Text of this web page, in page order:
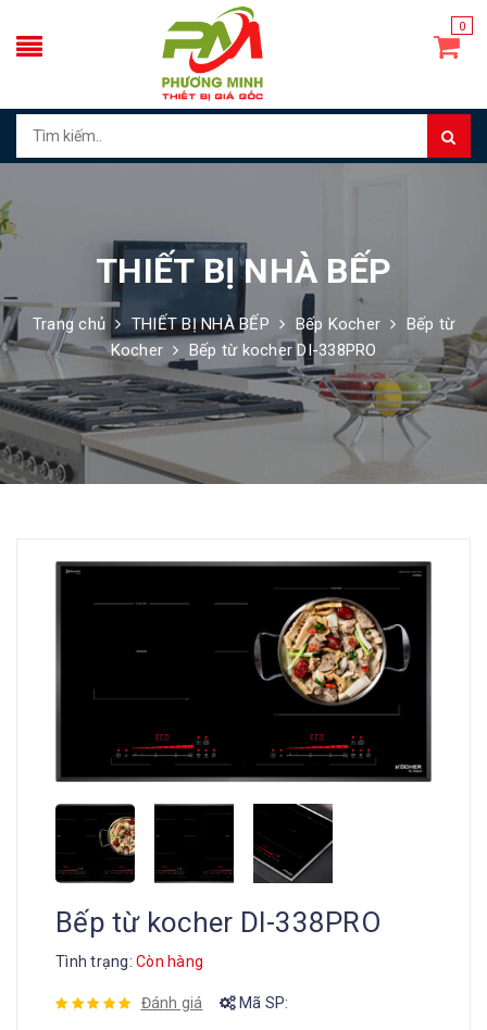
0
THIẾT BỊ NHÀ BẾP
Trang chủ THIẾT BỊ NHÀ BẾP Bếp Kocher
Bếp từ
Kocher
Bếp từ kocher DI-338PRO
Bếp từ kocher DI-338PRO
Tình trạng: Còn hàng
Đánh giá Mã SP: